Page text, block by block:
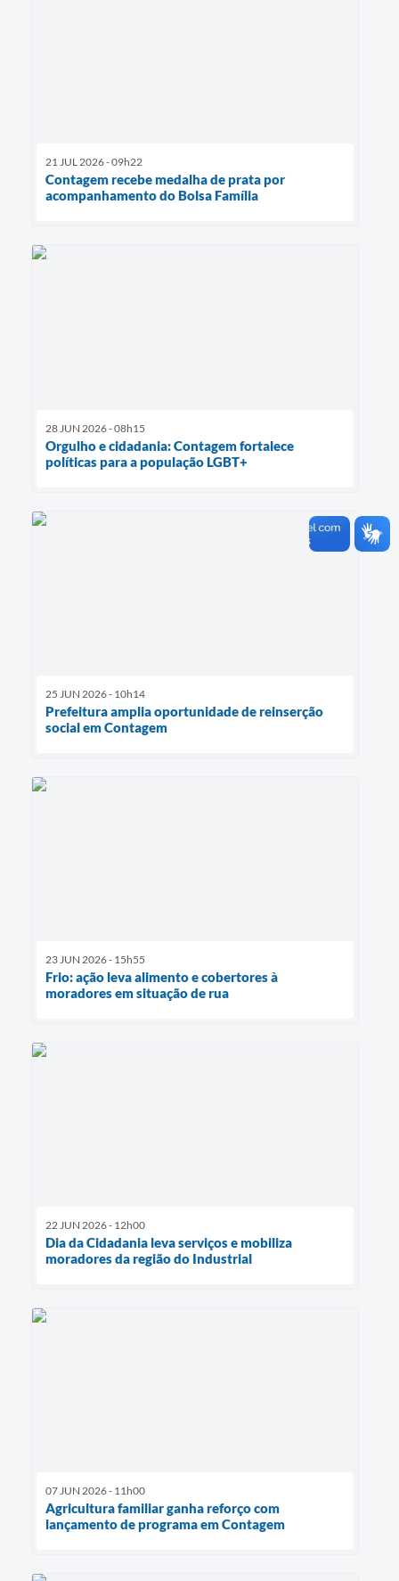
21 JUL 2026 - 09h22
Contagem recebe medalha de prata por
acompanhamento do Bolsa Família
28 JUN 2026 - 08h15
Orgulho e cidadania: Contagem fortalece
políticas para a população LGBT+
25 JUN 2026 - 10h14
Prefeitura amplia oportunidade de reinserção
social em Contagem
23 JUN 2026 - 15h55
Frio: ação leva alimento e cobertores à
moradores em situação de rua
22 JUN 2026 - 12h00
Dia da Cidadania leva serviços e mobiliza
moradores da região do Industrial
07 JUN 2026 - 11h00
Agricultura familiar ganha reforço com
lançamento de programa em Contagem